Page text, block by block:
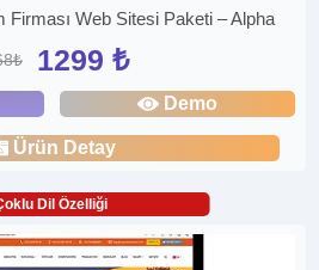
Firması Web Sitesi Paketi – Alpha
1299 ₺
Demo
Ürün Detay
Dil Özelliği